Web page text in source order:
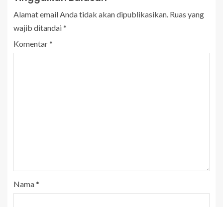
Alamat email Anda tidak akan dipublikasikan. Ruas yang
wajib ditandai*
Komentar*
Nama*